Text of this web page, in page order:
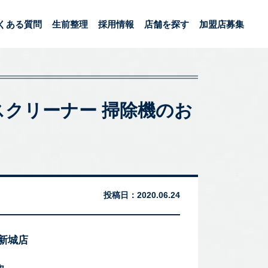
ある質問 生前整理 採用情報 店舗を探す 加盟店募集
リーナー 掃除機のお
投稿日： 2020.06.24
城店